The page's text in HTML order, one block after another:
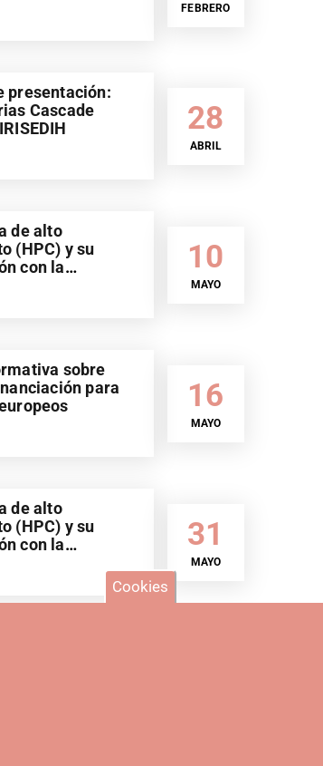
FEBRERO
28
ABRIL
presentación:
Cascade
10
MAYO
de alto
(HPC) y su
con la
16
MAYO
sobre
para
31
MAYO
de alto
(HPC) y su
con la
Cookies